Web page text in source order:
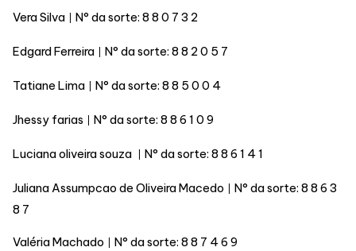
Vera Silva N° da sorte: 8 8 0 7 3 2
Edgard Ferreira N° da sorte: 8 8 2 0 5 7
Tatiane Lima N° da sorte: 8 8 5 0 0 4
Jhessy farias N° da sorte: 8 8 6 1 0 9
Luciana oliveira souza N° da sorte: 8 8 6 1 4 1
Juliana Assumpcao de Oliveira Macedo N° da sorte: 8 8 6 3
8 7
Valéria Machado N° da sorte: 8 8 7 4 6 9